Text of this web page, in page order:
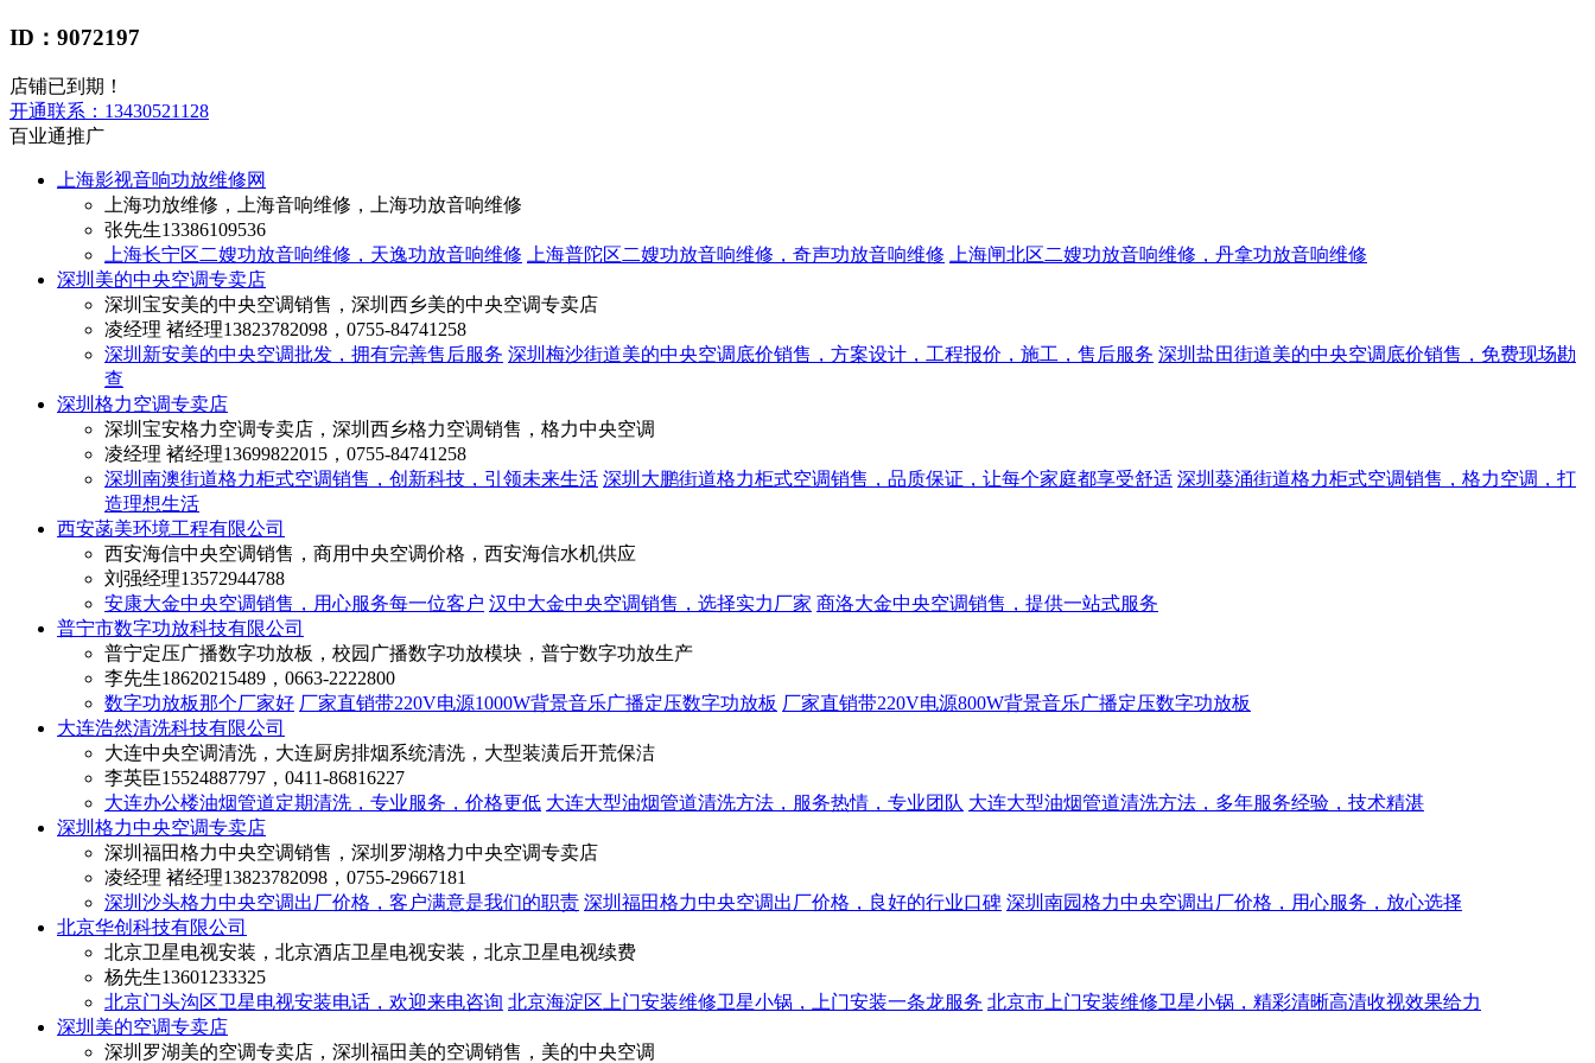
ID：9072197
店铺已到期！
开通联系： 13430521128
百业通推广
上海影视音响功放维修网
上海功放维修，上海音响维修，上海功放音响维修
张先生13386109536
上海长宁区二嫂功放音响维修，天逸功放音响维修 上海普陀区二嫂功放音响维修，奇声功放音响维修 上海闸北区二嫂功放音响维修，丹拿功放音响维修
深圳美的中央空调专卖店
深圳宝安美的中央空调销售，深圳西乡美的中央空调专卖店
凌经理 褚经理13823782098，0755-84741258
深圳新安美的中央空调批发，拥有完善售后服务 深圳梅沙街道美的中央空调底价销售，方案设计，工程报价，施工，售后服务 深圳盐田街道美的中央空调底价销售，免费现场勘
查
深圳格力空调专卖店
深圳宝安格力空调专卖店，深圳西乡格力空调销售，格力中央空调
凌经理 褚经理13699822015，0755-84741258
深圳南澳街道格力柜式空调销售，创新科技，引领未来生活 深圳大鹏街道格力柜式空调销售，品质保证，让每个家庭都享受舒适 深圳葵涌街道格力柜式空调销售，格力空调，打
造理想生活
西安菡美环境工程有限公司
西安海信中央空调销售，商用中央空调价格，西安海信水机供应
刘强经理13572944788
安康大金中央空调销售，用心服务每一位客户 汉中大金中央空调销售，选择实力厂家 商洛大金中央空调销售，提供一站式服务
普宁市数字功放科技有限公司
普宁定压广播数字功放板，校园广播数字功放模块，普宁数字功放生产
李先生18620215489，0663-2222800
数字功放板那个厂家好 厂家直销带220V电源1000W背景音乐广播定压数字功放板 厂家直销带220V电源800W背景音乐广播定压数字功放板
大连浩然清洗科技有限公司
大连中央空调清洗，大连厨房排烟系统清洗，大型装潢后开荒保洁
李英臣15524887797，0411-86816227
大连办公楼油烟管道定期清洗，专业服务，价格更低 大连大型油烟管道清洗方法，服务热情，专业团队 大连大型油烟管道清洗方法，多年服务经验，技术精湛
深圳格力中央空调专卖店
深圳福田格力中央空调销售，深圳罗湖格力中央空调专卖店
凌经理 褚经理13823782098，0755-29667181
深圳沙头格力中央空调出厂价格，客户满意是我们的职责 深圳福田格力中央空调出厂价格，良好的行业口碑 深圳南园格力中央空调出厂价格，用心服务，放心选择
北京华创科技有限公司
北京卫星电视安装，北京酒店卫星电视安装，北京卫星电视续费
杨先生13601233325
北京门头沟区卫星电视安装电话，欢迎来电咨询 北京海淀区上门安装维修卫星小锅，上门安装一条龙服务 北京市上门安装维修卫星小锅，精彩清晰高清收视效果给力
深圳美的空调专卖店
深圳罗湖美的空调专卖店，深圳福田美的空调销售，美的中央空调